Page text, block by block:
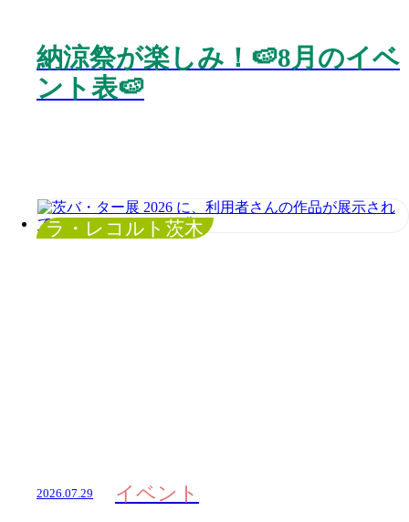
納涼祭が楽しみ！🍉8月のイベ
ント表🍉
ラ・レコルト茨木
2026.07.29 イベント